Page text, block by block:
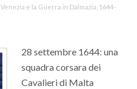
Venezia e la Guerra in Dalmazia, 1644-
28 settembre 1644: una
squadra corsara dei
Cavalieri di Malta
1202-04